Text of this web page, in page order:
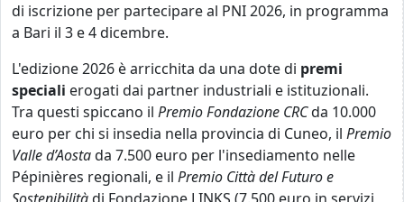
di iscrizione per partecipare al PNI 2026, in programma
a Bari il 3 e 4 dicembre.
L'edizione 2026 è arricchita da una dote di premi
speciali erogati dai partner industriali e istituzionali.
Tra questi spiccano il Premio Fondazione CRCda 10.000
euro per chi si insedia nella provincia di Cuneo, il Premio
Valle d’Aostada 7.500 euro per l'insediamento nelle
Pépinières regionali, e il Premio Città del Futuro e